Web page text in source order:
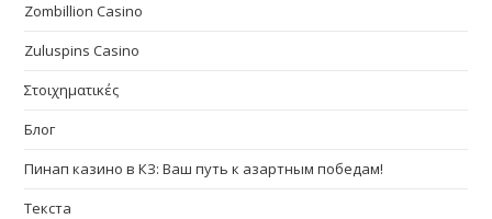
Zombillion Casino
Zuluspins Casino
Στοιχηματικές
Блог
Пинап казино в КЗ: Ваш путь к азартным победам!
Текста